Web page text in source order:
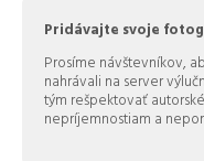
Pridávajte svoje
Prosíme návštevníkov,
nahrávali na server
tým rešpektovať
nepríjemnostiam a